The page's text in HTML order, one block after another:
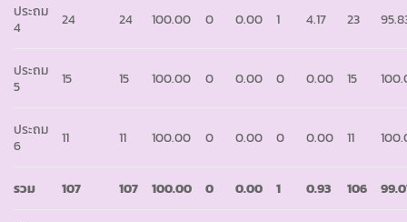
ประถม
4
24 24 100.00 0 0.00 1 4.17 23
ประถม
5
15 15 100.00 0 0.00 0 0.00 15
ประถม
6
11 11 100.00 0 0.00 0 0.00 11
รวม 107 107 100.00 0 0.00 1 0.93 106